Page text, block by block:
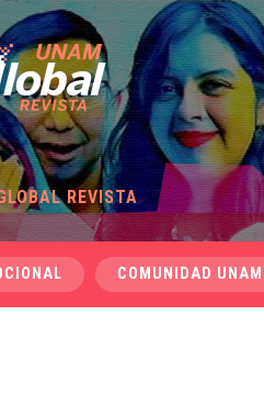
REVISTA
COMUNIDAD UNAM